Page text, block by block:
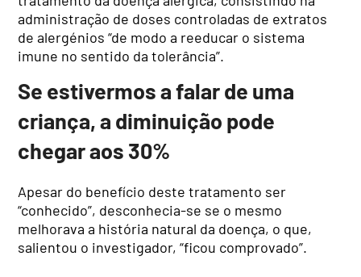
administração de doses controladas de extratos
de alergénios “de modo a reeducar o sistema
imune no sentido da tolerância”.
Se estivermos a falar de uma
criança, a diminuição pode
chegar aos 30%
Apesar do benefício deste tratamento ser
“conhecido”, desconhecia-se se o mesmo
melhorava a história natural da doença, o que,
salientou o investigador, “ficou comprovado”.